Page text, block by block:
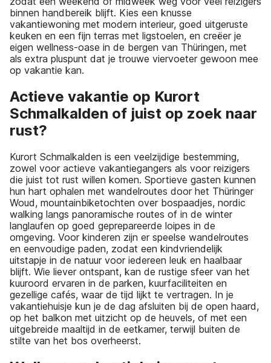
binnen handbereik blijft. Kies een knusse
vakantiewoning met modern interieur, goed uitgeruste
keuken en een fijn terras met ligstoelen, en creëer je
eigen wellness-oase in de bergen van Thüringen, met
als extra pluspunt dat je trouwe viervoeter gewoon mee
op vakantie kan.
Actieve vakantie op Kurort
Schmalkalden of juist op zoek naar
rust?
Kurort Schmalkalden is een veelzijdige bestemming,
zowel voor actieve vakantiegangers als voor reizigers
die juist tot rust willen komen. Sportieve gasten kunnen
hun hart ophalen met wandelroutes door het Thüringer
Woud, mountainbiketochten over bospaadjes, nordic
walking langs panoramische routes of in de winter
langlaufen op goed geprepareerde loipes in de
omgeving. Voor kinderen zijn er speelse wandelroutes
en eenvoudige paden, zodat een kindvriendelijk
uitstapje in de natuur voor iedereen leuk en haalbaar
blijft. Wie liever ontspant, kan de rustige sfeer van het
kuuroord ervaren in de parken, kuurfaciliteiten en
gezellige cafés, waar de tijd lijkt te vertragen. In je
vakantiehuisje kun je de dag afsluiten bij de open haard,
op het balkon met uitzicht op de heuvels, of met een
uitgebreide maaltijd in de eetkamer, terwijl buiten de
stilte van het bos overheerst.